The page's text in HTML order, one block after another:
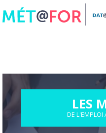
Panneau de gestion des cookies
LES
DE L'EMPLOI